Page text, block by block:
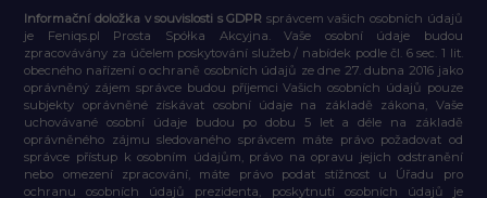
Informační doložka v souvislosti s GDPR správcem vašich osobních údajů
je Feniqs.pl Prosta Spółka Akcyjna. Vaše osobní údaje budou
zpracovávány za účelem poskytování služeb / nabídek podle čl. 6 sec. 1 lit.
obecného nařízení o ochraně osobních údajů ze dne 27. dubna 2016 jako
oprávněný zájem správce budou příjemci Vašich osobních údajů pouze
subjekty oprávněné získávat osobní údaje na základě zákona, Vaše
uchovávané osobní údaje budou po dobu 5 let a déle na základě
oprávněného zájmu sledovaného správcem máte právo požadovat od
správce přístup k osobním údajům, právo na opravu jejich odstranění
nebo omezení zpracování, máte právo podat stížnost u Úřadu pro
ochranu osobních údajů prezidenta, poskytnutí osobních údajů je